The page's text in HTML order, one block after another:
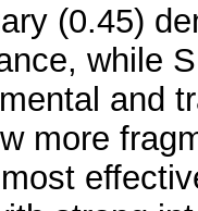
(0.45)
while
and
more